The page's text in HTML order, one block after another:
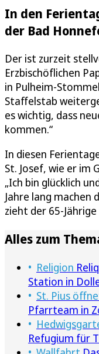
In den
der Bad
Der ist zurzeit
Erzbischöflichen
in Pulheim-
Staffelstab
es wichtig, dass
kommen.“
In diesen
St. Josef, wie er im
„Ich bin glücklich
Jahre lang machen
zieht der 65-Jährige
Alles zum
Religion
Station in
St. Pius
Pfarrteam in
Refugium für